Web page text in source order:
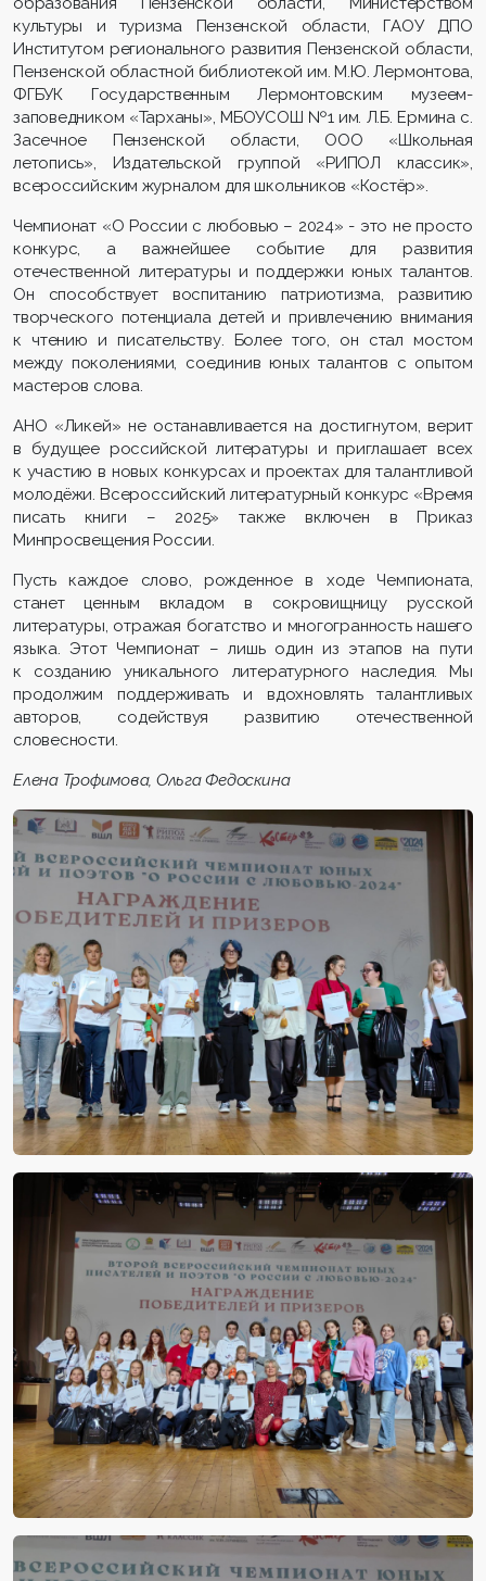
культуры и туризма Пензенской области, ГАОУ ДПО
Институтом регионального развития Пензенской области,
Пензенской областной библиотекой им. М.Ю. Лермонтова,
ФГБУК Государственным Лермонтовским музеем-
заповедником «Тарханы», МБОУСОШ №1 им. Л.Б. Ермина с.
Засечное Пензенской области, ООО «Школьная
летопись», Издательской группой «РИПОЛ классик»,
всероссийским журналом для школьников «Костёр».
Чемпионат «О России с любовью – 2024» - это не просто
конкурс, а важнейшее событие для развития
отечественной литературы и поддержки юных талантов.
Он способствует воспитанию патриотизма, развитию
творческого потенциала детей и привлечению внимания
к чтению и писательству. Более того, он стал мостом
между поколениями, соединив юных талантов с опытом
мастеров слова.
АНО «Ликей» не останавливается на достигнутом, верит
в будущее российской литературы и приглашает всех
к участию в новых конкурсах и проектах для талантливой
молодёжи. Всероссийский литературный конкурс «Время
писать книги – 2025» также включен в Приказ
Минпросвещения России.
Пусть каждое слово, рожденное в ходе Чемпионата,
станет ценным вкладом в сокровищницу русской
литературы, отражая богатство и многогранность нашего
языка. Этот Чемпионат – лишь один из этапов на пути
к созданию уникального литературного наследия. Мы
продолжим поддерживать и вдохновлять талантливых
авторов, содействуя развитию отечественной
словесности.
Елена Трофимова, Ольга Федоскина